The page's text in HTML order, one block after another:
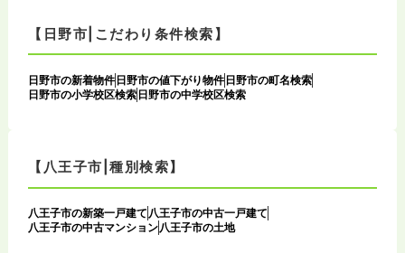
【日野市|こだわり条件検索】
日野市の新着物件日野市の値下がり物件日野市の町名検索
日野市の小学校区検索日野市の中学校区検索
【八王子市|種別検索】
八王子市の新築一戸建て 八王子市の中古一戸建て
八王子市の中古マンション八王子市の土地